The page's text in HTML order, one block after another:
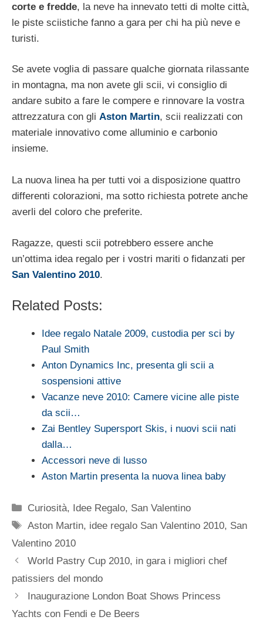
corte e fredde, la neve ha innevato tetti di molte città,
le piste sciistiche fanno a gara per chi ha più neve e
turisti.
Se avete voglia di passare qualche giornata rilassante
in montagna, ma non avete gli scii, vi consiglio di
andare subito a fare le compere e rinnovare la vostra
attrezzatura con gli Aston Martin, scii realizzati con
materiale innovativo come alluminio e carbonio
insieme.
La nuova linea ha per tutti voi a disposizione quattro
differenti colorazioni, ma sotto richiesta potrete anche
averli del coloro che preferite.
Ragazze, questi scii potrebbero essere anche
un’ottima idea regalo per i vostri mariti o fidanzati per
San Valentino 2010.
Related Posts:
Idee regalo Natale 2009, custodia per sci by
Paul Smith
Anton Dynamics Inc, presenta gli scii a
sospensioni attive
Vacanze neve 2010: Camere vicine alle piste
da scii…
Zai Bentley Supersport Skis, i nuovi scii nati
dalla…
Accessori neve di lusso
Aston Martin presenta la nuova linea baby
Categorie
Curiosità, Idee Regalo, San Valentino
Tag
Aston Martin, idee regalo San Valentino 2010, San
Valentino 2010
World Pastry Cup 2010, in gara i migliori chef
patissiers del mondo
Inaugurazione London Boat Shows Princess
Yachts con Fendi e De Beers